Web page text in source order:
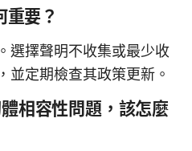
重要？
選擇聲明不收集或最少收
並定期檢查其政策更新。
相容性問題，該怎麼